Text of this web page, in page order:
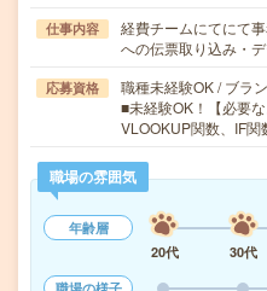
仕事内容
経費チームにてにて
への伝票取り込み・
応募資格
職種未経験OK / ブラ
■未経験OK！【必要
VLOOKUP関数、
職場の雰囲気
年齢層
20代
30代